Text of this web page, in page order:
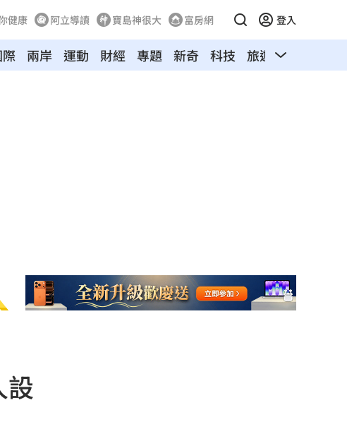
健康 阿立導讀 寶島神很大 富房網 登入
兩岸 運動 財經 專題 新奇 科技 旅遊 汽車
設